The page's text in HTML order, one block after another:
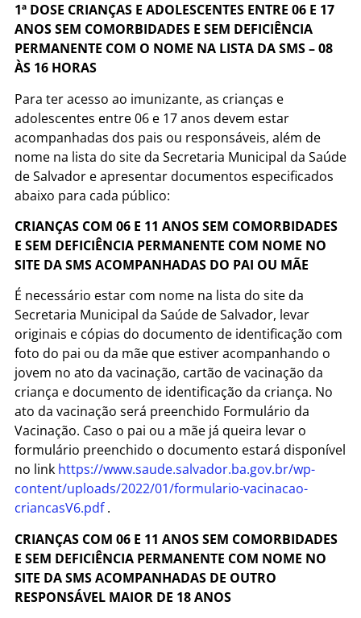
1ª DOSE CRIANÇAS E ADOLESCENTES ENTRE 06 E 17
ANOS SEM COMORBIDADES E SEM DEFICIÊNCIA
PERMANENTE COM O NOME NA LISTA DA SMS – 08
ÀS 16 HORAS
Para ter acesso ao imunizante, as crianças e
adolescentes entre 06 e 17 anos devem estar
acompanhadas dos pais ou responsáveis, além de
nome na lista do site da Secretaria Municipal da Saúde
de Salvador e apresentar documentos especificados
abaixo para cada público:
CRIANÇAS COM 06 E 11 ANOS SEM COMORBIDADES
E SEM DEFICIÊNCIA PERMANENTE COM NOME NO
SITE DA SMS ACOMPANHADAS DO PAI OU MÃE
É necessário estar com nome na lista do site da
Secretaria Municipal da Saúde de Salvador, levar
originais e cópias do documento de identificação com
foto do pai ou da mãe que estiver acompanhando o
jovem no ato da vacinação, cartão de vacinação da
criança e documento de identificação da criança. No
ato da vacinação será preenchido Formulário da
Vacinação. Caso o pai ou a mãe já queira levar o
formulário preenchido o documento estará disponível
no link https://www.saude.salvador.ba.gov.br/wp-
content/uploads/2022/01/formulario-vacinacao-
criancasV6.pdf.
CRIANÇAS COM 06 E 11 ANOS SEM COMORBIDADES
E SEM DEFICIÊNCIA PERMANENTE COM NOME NO
SITE DA SMS ACOMPANHADAS DE OUTRO
RESPONSÁVEL MAIOR DE 18 ANOS